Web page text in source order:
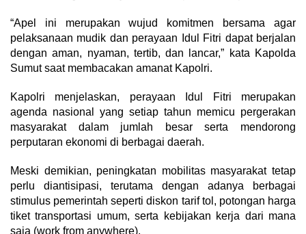
“Apel ini merupakan wujud komitmen bersama agar
pelaksanaan mudik dan perayaan Idul Fitri dapat berjalan
dengan aman, nyaman, tertib, dan lancar,” kata Kapolda
Sumut saat membacakan amanat Kapolri.
Kapolri menjelaskan, perayaan Idul Fitri merupakan
agenda nasional yang setiap tahun memicu pergerakan
masyarakat dalam jumlah besar serta mendorong
perputaran ekonomi di berbagai daerah.
Meski demikian, peningkatan mobilitas masyarakat tetap
perlu diantisipasi, terutama dengan adanya berbagai
stimulus pemerintah seperti diskon tarif tol, potongan harga
tiket transportasi umum, serta kebijakan kerja dari mana
saja (work from anywhere).